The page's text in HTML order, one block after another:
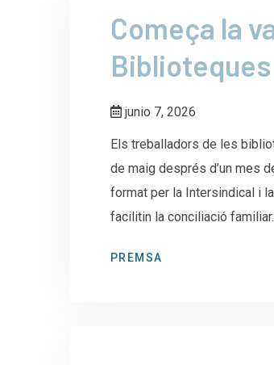
Começa la
junio 7, 2026
Els treballadors de les
de maig després d’un mes
format per la Intersindical i
facilitin la conciliació
PREMSA